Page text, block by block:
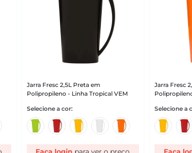
Jarra Fresc 2,5L Preta em
Polipropileno - Linha Tropical VEM
Jarra Fresc